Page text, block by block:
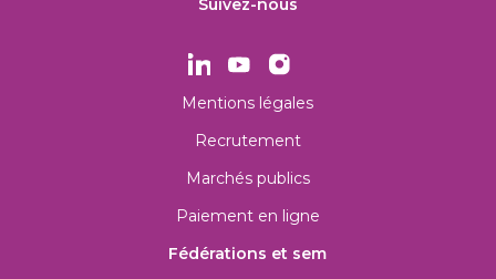
Suivez-nous
Mentions légales
Recrutement
Marchés publics
Paiement en ligne
Fédérations et sem